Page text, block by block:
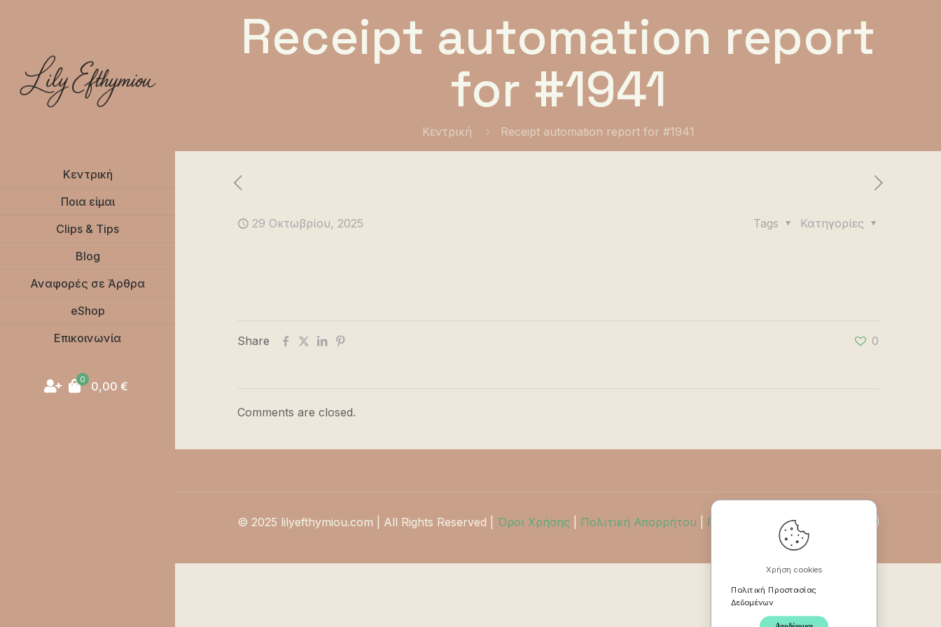
Κεντρική
Ποια είμαι
Clips & Tips
Blog
Αναφορές σε Άρθρα
eShop
Επικοινωνία
0 0,00 €
Receipt automation report
for #1941
Κεντρική Receipt automation report for #1941
29 Οκτωβρίου, 2025 Κατηγορίες
Tags
Share 0
Comments are closed.
© 2025 lilyefthymiou.com | All Rights Reserved | Όροι Χρήσης Πολιτική Απορρήτου Πολιτική Επιστροφών
Χρήση cookies
Πολιτική Προστασίας
Δεδομένων
Αποδέχομαι